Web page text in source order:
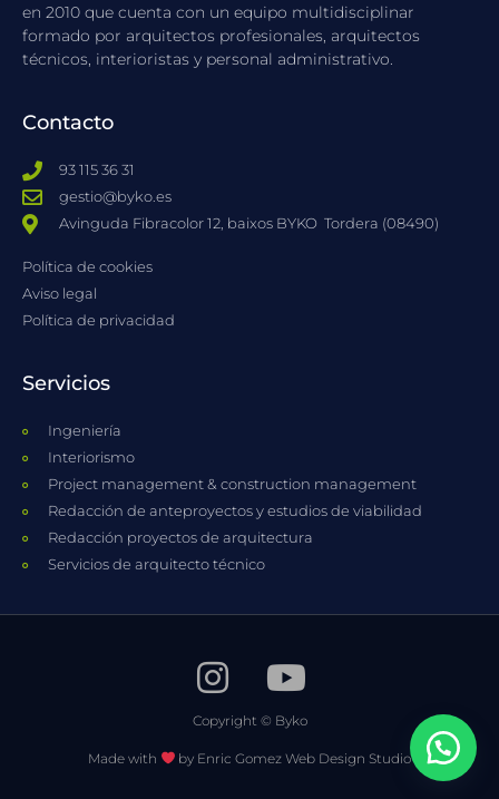
en 2010 que cuenta con un equipo multidisciplinar
formado por arquitectos profesionales, arquitectos
técnicos, interioristas y personal administrativo.
Contacto
93 115 36 31
gestio@byko.es
Avinguda Fibracolor 12, baixos BYKO ​ Tordera (08490)
Política de cookies
Aviso legal
Política de privacidad
Servicios
Ingeniería
Interiorismo
Project management & construction management
Redacción de anteproyectos y estudios de viabilidad
Redacción proyectos de arquitectura
Servicios de arquitecto técnico
Copyright © Byko
Made with by Enric Gomez Web Design Studio